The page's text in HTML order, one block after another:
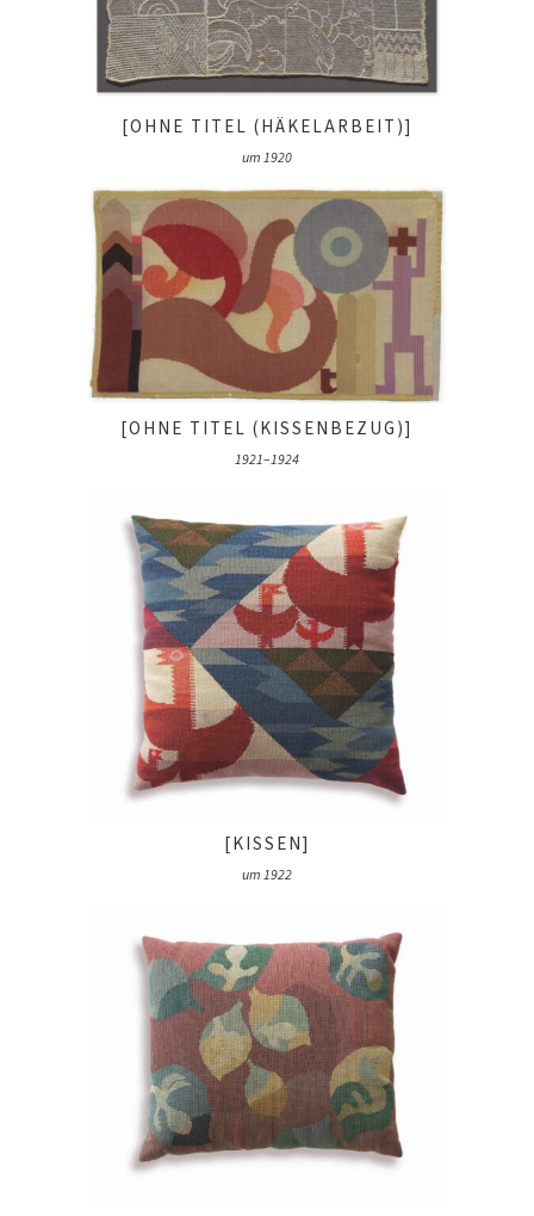
[OHNE TITEL (HÄKELARBEIT)]
um 1920
[OHNE TITEL (KISSENBEZUG)]
1921–1924
[KISSEN]
um 1922